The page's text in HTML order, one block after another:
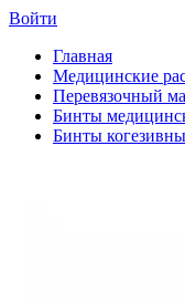
Войти
Главная
Медицинские
Перевязочный
Бинты
Бинты